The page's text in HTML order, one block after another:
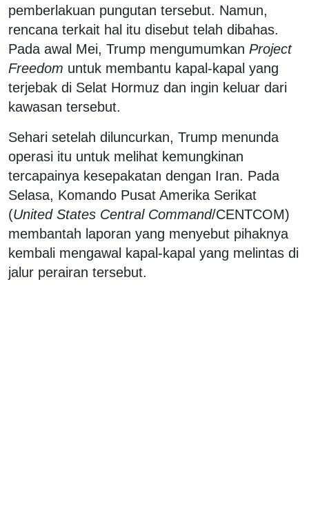
pemberlakuan pungutan tersebut. Namun,
rencana terkait hal itu disebut telah dibahas.
Pada awal Mei, Trump mengumumkan Project
Freedom untuk membantu kapal-kapal yang
terjebak di Selat Hormuz dan ingin keluar dari
kawasan tersebut.
Sehari setelah diluncurkan, Trump menunda
operasi itu untuk melihat kemungkinan
tercapainya kesepakatan dengan Iran. Pada
Selasa, Komando Pusat Amerika Serikat
(United States Central Command/CENTCOM)
membantah laporan yang menyebut pihaknya
kembali mengawal kapal-kapal yang melintas di
jalur perairan tersebut.